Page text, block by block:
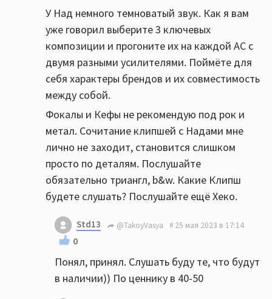
У Над немного темноватый звук. Как я вам
уже говорил выберите 3 ключевых
композиции и прогоните их на каждой АС с
двумя разными усилителями. Поймёте для
себя характеры брендов и их совместимость
между собой.
Фокалы и Кефы не рекомендую под рок и
метал. Сочитание клипшей с Надами мне
лично не заходит, становится слишком
просто по деталям. Послушайте
обязательно триангл, b&w. Какие Клипш
будете слушать? Послушайте ещё Хеко.
Std13 @TakoyVasya 25 мая 2023 в 17:14
0
Понял, принял. Слушать буду те, что будут
в наличии)) По ценнику в 40-50